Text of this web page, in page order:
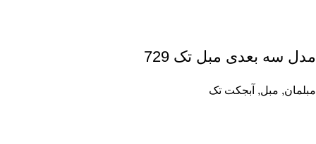
مدل سه بعدی مبل تک 729
مبلمان, مبل, آبجکت تک